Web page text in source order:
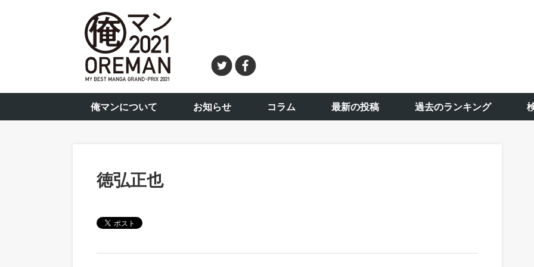
俺マンについて お知らせ コラム 最新の投稿 過去のランキング
徳弘正也